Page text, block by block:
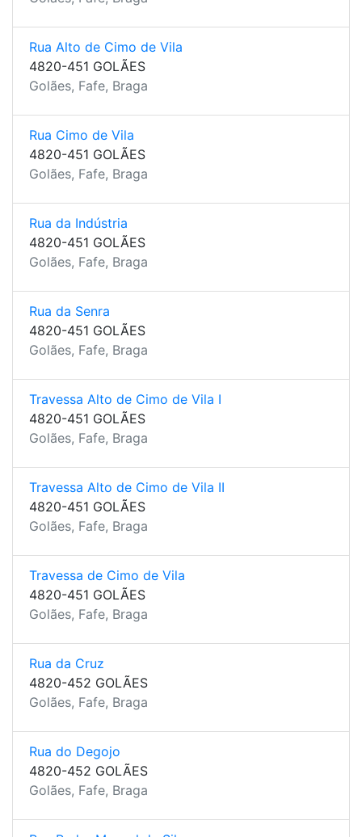
Rua Alto de Cimo de Vila
4820-451 GOLÃES
Golães, Fafe, Braga
Rua Cimo de Vila
4820-451 GOLÃES
Golães, Fafe, Braga
Rua da Indústria
4820-451 GOLÃES
Golães, Fafe, Braga
Rua da Senra
4820-451 GOLÃES
Golães, Fafe, Braga
Travessa Alto de Cimo de Vila I
4820-451 GOLÃES
Golães, Fafe, Braga
Travessa Alto de Cimo de Vila II
4820-451 GOLÃES
Golães, Fafe, Braga
Travessa de Cimo de Vila
4820-451 GOLÃES
Golães, Fafe, Braga
Rua da Cruz
4820-452 GOLÃES
Golães, Fafe, Braga
Rua do Degojo
4820-452 GOLÃES
Golães, Fafe, Braga